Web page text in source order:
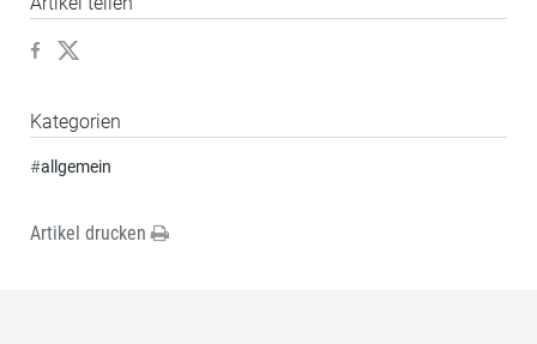
Kategorien
#allgemein
Artikel drucken